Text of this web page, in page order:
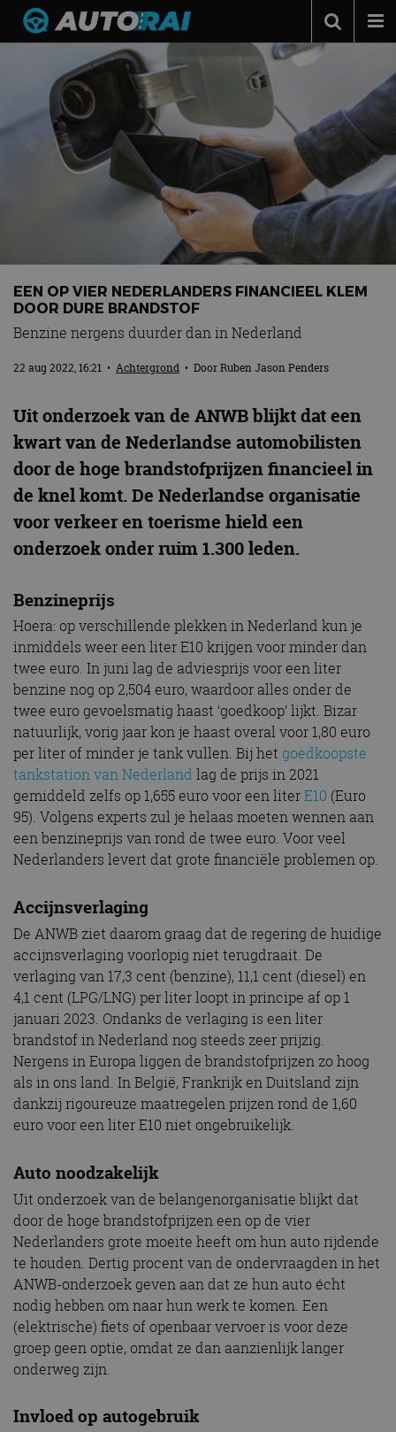
Autonieuws
Podcast
Autotests
Automerken
MotorRAI.nl
EEN OP VIER NEDERLANDERS FINANCIEEL KLEM
DOOR DURE BRANDSTOF
Benzine nergens duurder dan in Nederland
22 aug 2022, 16:21 • Achtergrond • DoorRuben Jason Penders
Uit onderzoek van de ANWB blijkt dat een
kwart van de Nederlandse automobilisten
door de hoge brandstofprijzen financieel in
de knel komt. De Nederlandse organisatie
voor verkeer en toerisme hield een
onderzoek onder ruim 1.300 leden.
Benzineprijs
Hoera: op verschillende plekken in Nederland kun je
inmiddels weer een liter E10 krijgen voor minder dan
twee euro. In juni lag de adviesprijs voor een liter
benzine nog op 2,504 euro, waardoor alles onder de
twee euro gevoelsmatig haast ‘goedkoop’ lijkt. Bizar
natuurlijk, vorig jaar kon je haast overal voor 1,80 euro
per liter of minder je tank vullen. Bij het goedkoopste
tankstation van Nederland lag de prijs in 2021
gemiddeld zelfs op 1,655 euro voor een literE10 (Euro
95). Volgens experts zul je helaas moeten wennen aan
een benzineprijs van rond de twee euro. Voor veel
Nederlanders levert dat grote financiële problemen op.
Accijnsverlaging
De ANWB ziet daarom graag dat de regering de huidige
accijnsverlaging voorlopig niet terugdraait. De
verlaging van 17,3 cent (benzine), 11,1 cent (diesel) en
4,1 cent (LPG/LNG) per liter loopt in principe af op 1
januari 2023. Ondanks de verlaging is een liter
brandstof in Nederland nog steeds zeer prijzig.
Nergens in Europa liggen de brandstofprijzen zo hoog
als in ons land. In België, Frankrijk en Duitsland zijn
dankzij rigoureuze maatregelen prijzen rond de 1,60
euro voor een liter E10 niet ongebruikelijk.
Auto noodzakelijk
Uit onderzoek van de belangenorganisatie blijkt dat
door de hoge brandstofprijzen een op de vier
Nederlanders grote moeite heeft om hun auto rijdende
te houden. Dertig procent van de ondervraagden in het
ANWB-onderzoek geven aan dat ze hun auto écht
nodig hebben om naar hun werk te komen. Een
(elektrische) fiets of openbaar vervoer is voor deze
groep geen optie, omdat ze dan aanzienlijk langer
onderweg zijn.
Invloed op autogebruik